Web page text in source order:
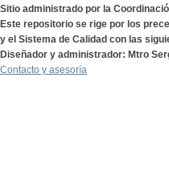
Sitio administrado por la
Este repositorio se rige por los
y el Sistema de Calidad con las
Diseñador y administrador: Mtro
Contacto y asesoría